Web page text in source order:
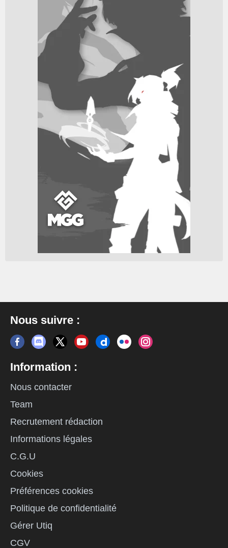
Nous suivre :
Information :
Nous contacter
Team
Recrutement rédaction
Informations légales
C.G.U
Cookies
Préférences cookies
Politique de confidentialité
Gérer Utiq
CGV